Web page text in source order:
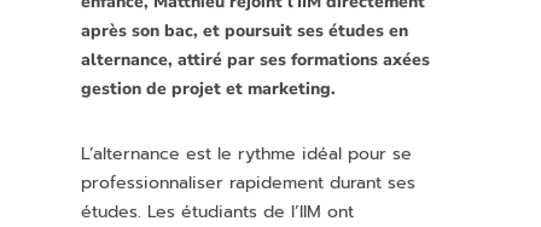
après son bac, et poursuit ses études en
alternance, attiré par ses formations axées
gestion de projet et marketing.
L’alternance est le rythme idéal pour se
professionnaliser rapidement durant ses
études. Les étudiants de l’IIM ont